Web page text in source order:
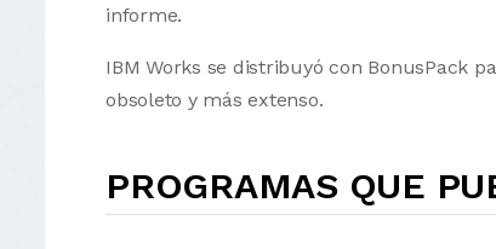
informe.
IBM Works se distribuyó con BonusPack
obsoleto y más extenso.
PROGRAMAS QUE